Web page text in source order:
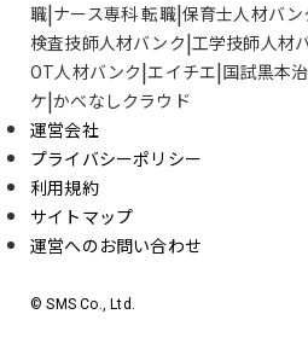
職 ナース専科 転職 保育士人材バン
検査技師人材バンク 工学技師人材
OT人材バンク エイチエ 国試黒本
ケ かべなしクラウド
運営会社
プライバシーポリシー
利用規約
サイトマップ
運営へのお問い合わせ
© SMS Co., Ltd.